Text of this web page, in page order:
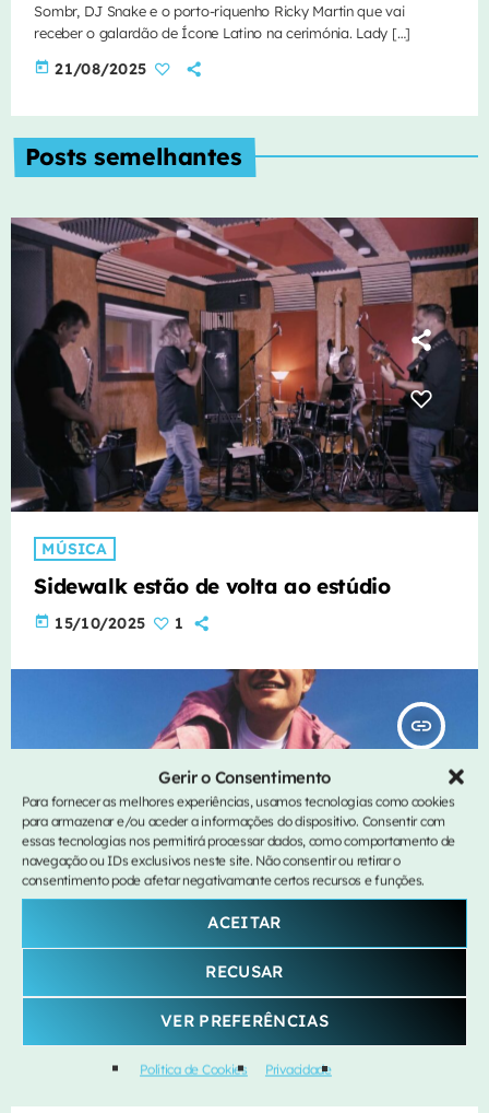
Gerir o Consentimento
Para fornecer as melhores experiências, usamos tecnologias como cookies
para armazenar e/ou aceder a informações do dispositivo. Consentir com
essas tecnologias nos permitirá processar dados, como comportamento de
navegação ou IDs exclusivos neste site. Não consentir ou retirar o
consentimento pode afetar negativamante certos recursos e funções.
ACEITAR
RECUSAR
VER PREFERÊNCIAS
Política de Cookies Privacidade
Sombr, DJ Snake e o porto-riquenho Ricky Martin que vai
receber o galardão de Ícone Latino na cerimónia. Lady […]
today 21/08/2025
Posts semelhantes
MÚSICA
Sidewalk estão de volta ao estúdio
today 15/10/2025 1
insert_link
MÚSICA
14/08/2025